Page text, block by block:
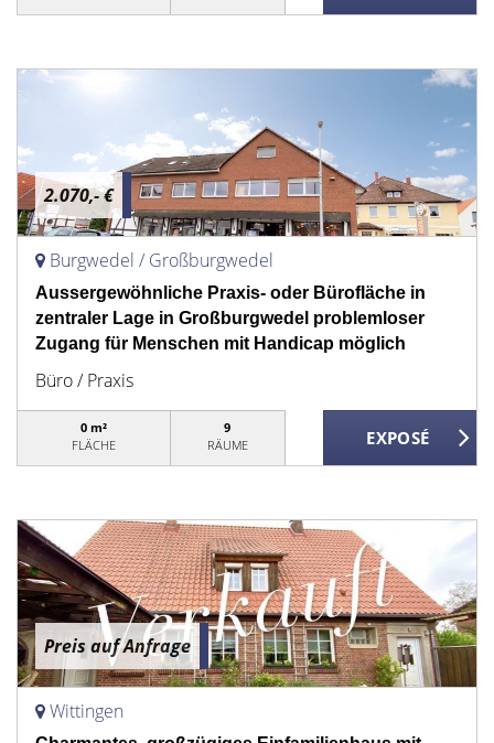
2.070,- €
Burgwedel / Großburgwedel
Aussergewöhnliche Praxis- oder Bürofläche in
zentraler Lage in Großburgwedel problemloser
Zugang für Menschen mit Handicap möglich
Büro / Praxis
0 m²
FLÄCHE
9
RÄUME
Preis auf Anfrage
Wittingen